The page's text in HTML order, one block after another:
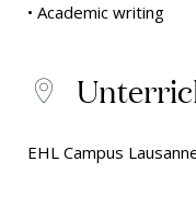
• Academic writing
EHL Campus